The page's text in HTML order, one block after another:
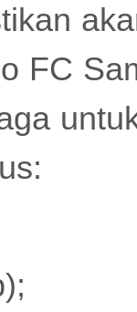
FC